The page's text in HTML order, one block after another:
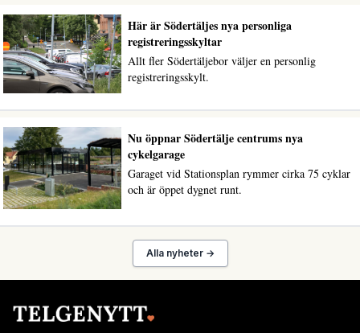
Här är Södertäljes nya personliga
registreringsskyltar
Allt fler Södertäljebor väljer en personlig
registreringsskylt.
Nu öppnar Södertälje centrums nya
cykelgarage
Garaget vid Stationsplan rymmer cirka 75 cyklar
och är öppet dygnet runt.
Alla nyheter →